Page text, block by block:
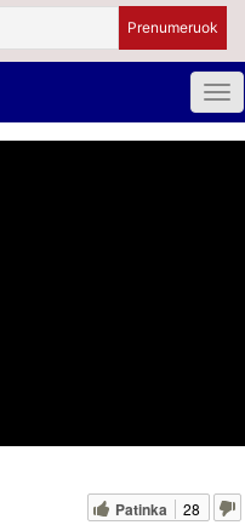
Patinka 28